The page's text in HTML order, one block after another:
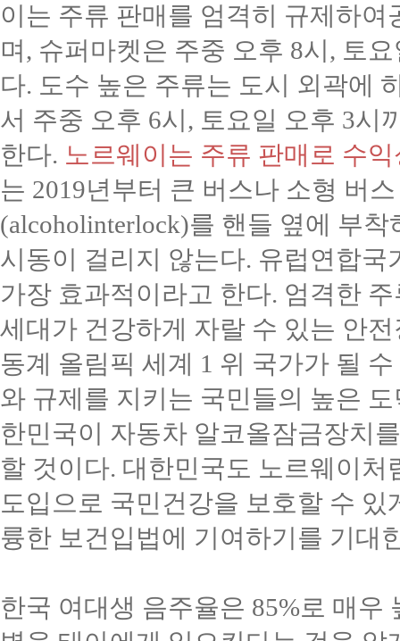
이는 주류 판매를 엄격히 규제하여
며, 슈퍼마켓은 주중 오후 8시, 토
다. 도수 높은 주류는 도시 외곽에
서 주중 오후 6시, 토요일 오후 3시
한다. 노르웨이는 주류 판매로 수
는 2019년부터 큰 버스나 소형 버
(alcoholinterlock)를 핸들 옆에 부
시동이 걸리지 않는다. 유럽연합국
가장 효과적이라고 한다. 엄격한
세대가 건강하게 자랄 수 있는 안
동계 올림픽 세계 1 위 국가가 될
와 규제를 지키는 국민들의 높은
한민국이 자동차 알코올잠금장치
할 것이다. 대한민국도 노르웨이처
도입으로 국민건강을 보호할 수
륭한 보건입법에 기여하기를 기대
한국 여대생 음주율은 85%로 매우